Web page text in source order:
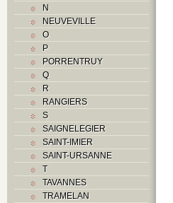
N
NEUVEVILLE
O
P
PORRENTRUY
Q
R
RANGIERS
S
SAIGNELEGIER
SAINT-IMIER
SAINT-URSANNE
T
TAVANNES
TRAMELAN